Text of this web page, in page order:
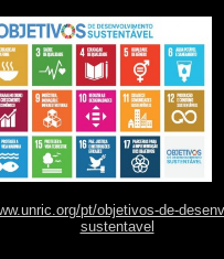
pt/objetivos-de-
sustentavel